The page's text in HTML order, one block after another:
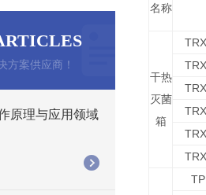
方案供应商！
原理与应用领域
名称
干热
灭菌
箱